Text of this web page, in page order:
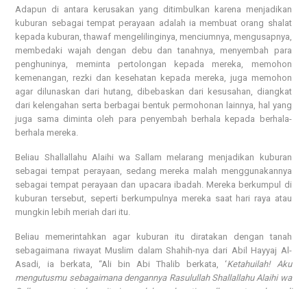
Adapun di antara kerusakan yang ditimbulkan karena menjadikan
kuburan sebagai tempat perayaan adalah ia membuat orang shalat
kepada kuburan, thawaf mengelilinginya, menciumnya, mengusapnya,
membedaki wajah dengan debu dan tanahnya, menyembah para
penghuninya, meminta pertolongan kepada mereka, memohon
kemenangan, rezki dan kesehatan kepada mereka, juga memohon
agar dilunaskan dari hutang, dibebaskan dari kesusahan, diangkat
dari kelengahan serta berbagai bentuk permohonan lainnya, hal yang
juga sama diminta oleh para penyembah berhala kepada berhala-
berhala mereka.
Beliau Shallallahu Alaihi wa Sallam melarang menjadikan kuburan
sebagai tempat perayaan, sedang mereka malah menggunakannya
sebagai tempat perayaan dan upacara ibadah. Mereka berkumpul di
kuburan tersebut, seperti berkumpulnya mereka saat hari raya atau
mungkin lebih meriah dari itu.
Beliau memerintahkan agar kuburan itu diratakan dengan tanah
sebagaimana riwayat Muslim dalam Shahih-nya dari Abil Hayyaj Al-
Asadi, ia berkata, “Ali bin Abi Thalib berkata, ‘Ketahuilah! Aku
mengutusmu sebagaimana dengannya Rasulullah Shallallahu Alaihi wa